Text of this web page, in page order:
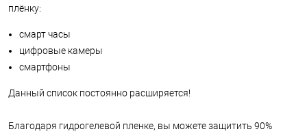
плёнку:
смарт часы
цифровые камеры
смартфоны
Данный список постоянно расширяется!
Благодаря гидрогелевой пленке, вы можете защитить 90%